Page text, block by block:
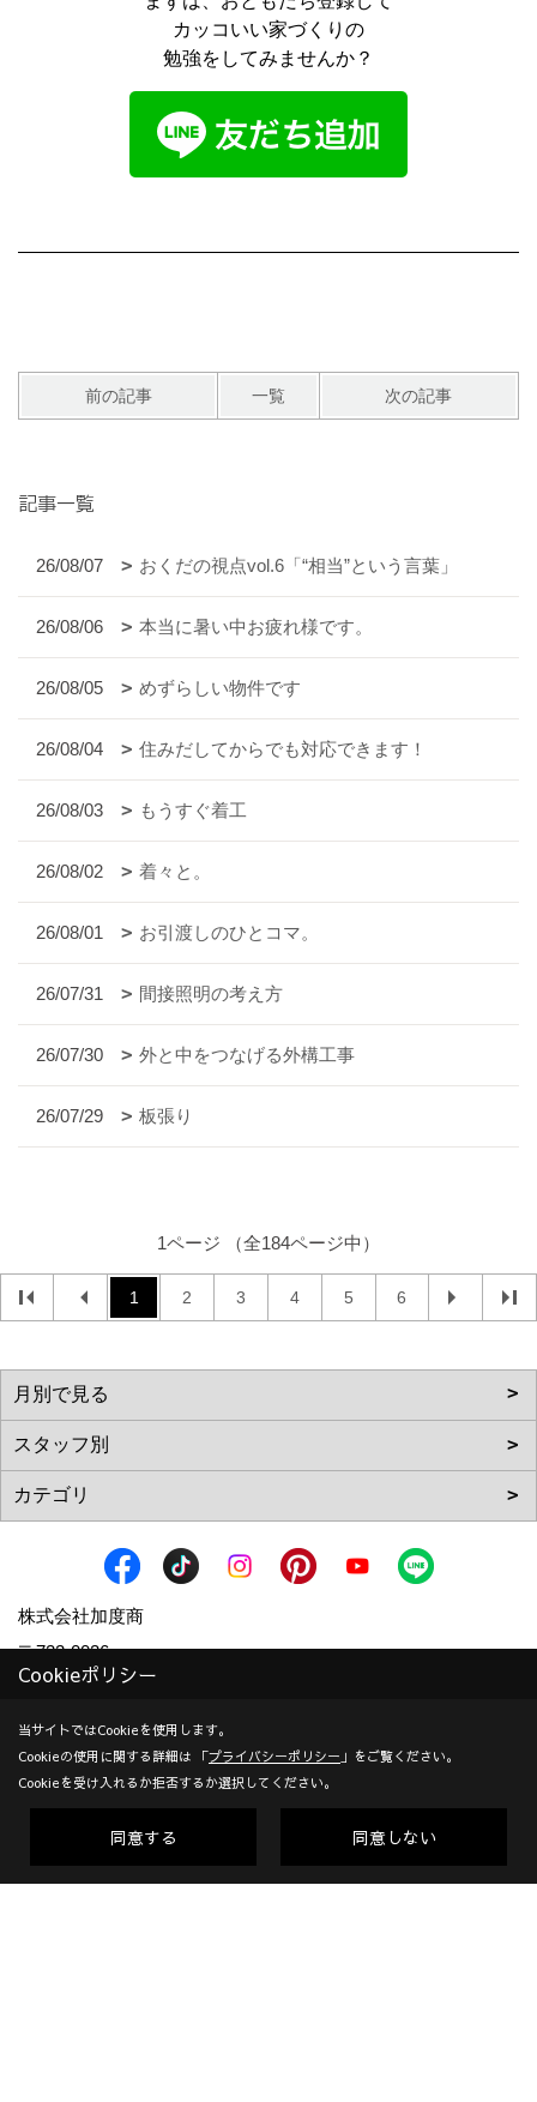
カッコいい家づくりの
勉強をしてみませんか？
前の記事 一覧 次の記事
記事一覧
26/08/07 おくだの視点vol.6「“相当”という言葉」
26/08/06 本当に暑い中お疲れ様です。
26/08/05 めずらしい物件です
26/08/04 住みだしてからでも対応できます！
26/08/03 もうすぐ着工
26/08/02 着々と。
26/08/01 お引渡しのひとコマ。
26/07/31 間接照明の考え方
26/07/30 外と中をつなげる外構工事
26/07/29 板張り
1ページ （全184ページ中）
1 2 3 4 5 6
株式会社加度商
〒722-0026
広島県尾道市栗原西2丁目3-15
TEL： 0120-10-2693 / 0848-24-8605
＜営業時間＞9:00～18:00
＜定休日＞年末年始、GW、夏期他
対応エリア：尾道市 | 福山市 | 三原市
創業：1953年
Cookieポリシー
当サイトではCookieを使用します。
Cookieの使用に関する詳細は 「プライバシーポリシー 」をご覧ください。
Cookieを受け入れるか拒否するか選択してください。
同意する 同意しない